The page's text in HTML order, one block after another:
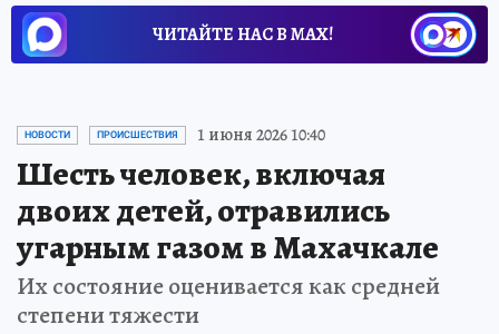
ЧИТАЙТЕ НАС В МАХ!
НОВОСТИ ПРОИСШЕСТВИЯ 1 июня 2026 10:40
Шесть человек, включая
двоих детей, отравились
угарным газом в Махачкале
Их состояние оценивается как средней
степени тяжести